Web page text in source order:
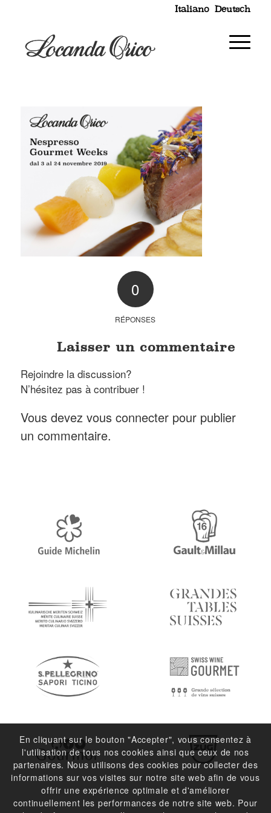
Italiano Deutsch
0
RÉPONSES
Laisser un commentaire
Rejoindre la discussion?
N’hésitez pas à contribuer !
Vous devez vous connecterpour publier
un commentaire.
En cliquant sur le bouton "Accepter", vous consentez à
l'utilisation de tous nos cookies ainsi que ceux de nos
partenaires. Nous utilisons des cookies pour collecter des
informations sur vos visites sur notre site web afin de vous
offrir une expérience optimale et d'améliorer
continuellement les performances de notre site web. Pour